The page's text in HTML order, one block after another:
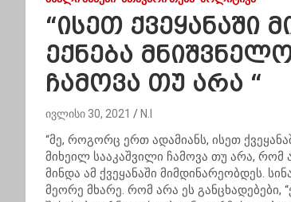
“ისეთ ქვეყანაში
ექნება
ჩამოვა თუ არა “
ივლისი 30, 2021 N.I
“მე, როგორც ერთ ადამიანს, ისეთ
მიხეილ სააკაშვილი ჩამოვა თუ არა,
მინდა ამ ქვეყანაში მიმდინარეობდეს.
მეორე მხარე. რომ არა ეს განცხადებები,